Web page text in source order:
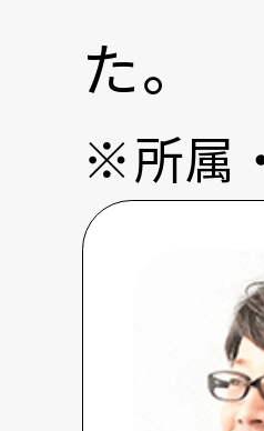
た。
※所属